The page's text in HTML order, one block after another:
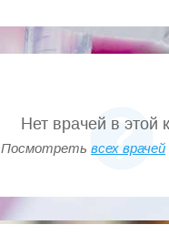
Нет врачей в этой
Посмотреть всех врачей